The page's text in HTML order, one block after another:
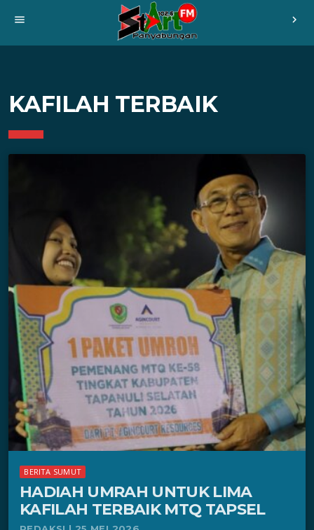
menu chevron_right
KAFILAH TERBAIK
BERITA SUMUT
HADIAH UMRAH UNTUK LIMA
KAFILAH TERBAIK MTQ TAPSEL